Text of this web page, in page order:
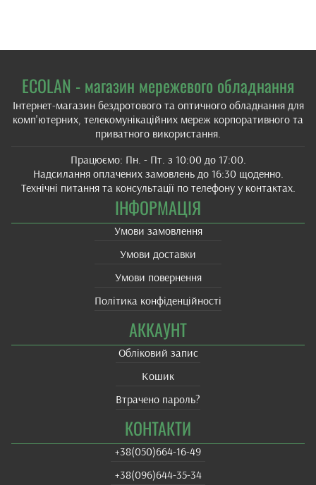
ECOLAN - магазин мережевого обладнання
Інтернет-магазин бездротового та оптичного обладнання для
комп'ютерних, телекомунікаційних мереж корпоративного та
приватного використання.
Працюємо: Пн. - Пт. з 10:00 до 17:00.
Надсилання оплачених замовлень до 16:30 щоденно.
Технічні питання та консультації по телефону у контактах.
ІНФОРМАЦІЯ
Умови замовлення
Умови доставки
Умови повернення
Політика конфіденційності
АККАУНТ
Обліковий запис
Кошик
Втрачено пароль?
КОНТАКТИ
+38(‎050)664-16-49
+38‎(096)644-35-34